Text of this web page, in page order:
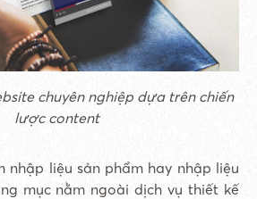
chuyên nghiệp dựa trên chiến
lược content
nhập liệu sản phẩm hay nhập liệu
mục nằm ngoài dịch vụ thiết kế